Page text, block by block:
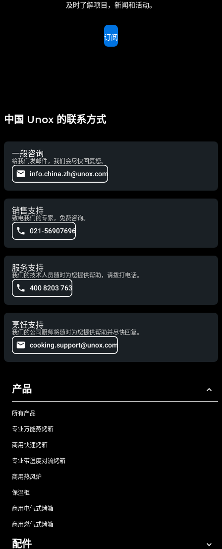
及时了解项目，新闻和活动。
订阅
中国 Unox 的联系方式
一般咨询
给我们发邮件，我们会尽快回复您。
info.china.zh@unox.com
销售支持
致电我们的专家，免费咨询。
021-56907696
服务支持
我们的技术人员随时为您提供帮助，请拨打电话。
400 8203 763
烹饪支持
我们的公司厨师将随时为您提供帮助并尽快回复。
cooking.support@unox.com
产品
所有产品
专业万能蒸烤箱
商用快速烤箱
专业带湿度对流烤箱
商用热风炉
保温柜
商用电气式烤箱
商用燃气式烤箱
配件